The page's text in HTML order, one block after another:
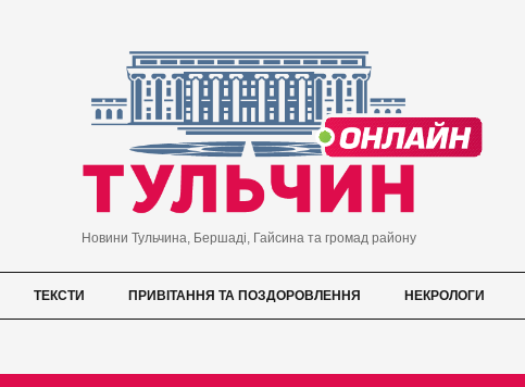
Новини Тульчина, Бершаді, Гайсина та громад району
ТЕКСТИ ПРИВІТАННЯ ТА ПОЗДОРОВЛЕННЯ НЕКРОЛОГИ